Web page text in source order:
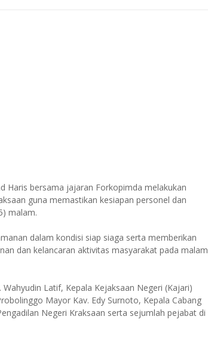
Haris bersama jajaran Forkopimda melakukan
guna memastikan kesiapan personel dan
malam.
dalam kondisi siap siaga serta memberikan
dan kelancaran aktivitas masyarakat pada malam
Latif, Kepala Kejaksaan Negeri (Kajari)
Mayor Kav. Edy Surnoto, Kepala Cabang
Negeri Kraksaan serta sejumlah pejabat di